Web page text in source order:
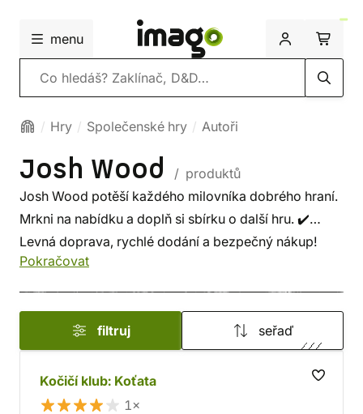
menu
Vyhledávání
Hry Společenské hry Autoři
Josh Wood
/ produktů
Josh Wood potěší každého milovníka dobrého hraní.
Mrkni na nabídku a doplň si sbírku o další hru. ✔️
Levná doprava, rychlé dodání a bezpečný nákup!
Pokračovat
filtruj seřaď
Kočičí klub: Koťata
1×